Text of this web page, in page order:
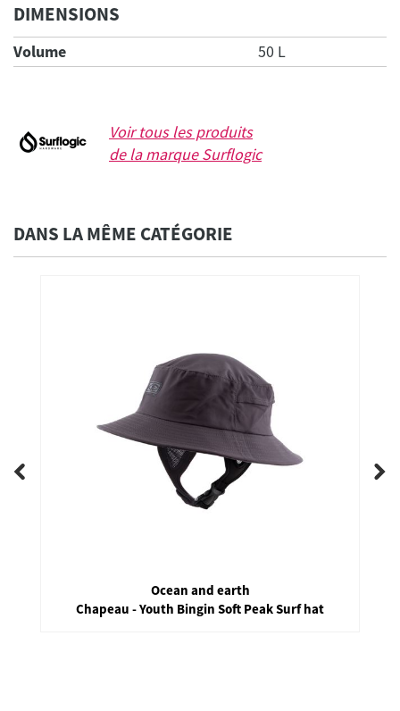
DIMENSIONS
Volume 50 L
Voir tous les produits
de la marqueSurflogic
DANS LA MÊME CATÉGORIE
Ocean and earth
Chapeau - Youth Bingin Soft Peak Surf hat